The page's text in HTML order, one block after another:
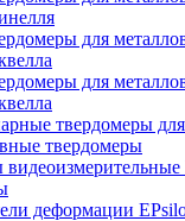
для
для
твердомеры
твердомеры
деформации